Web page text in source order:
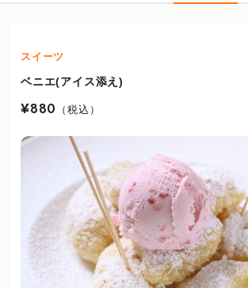
スイーツ
ベニエ(アイス添え)
¥880 （税込）